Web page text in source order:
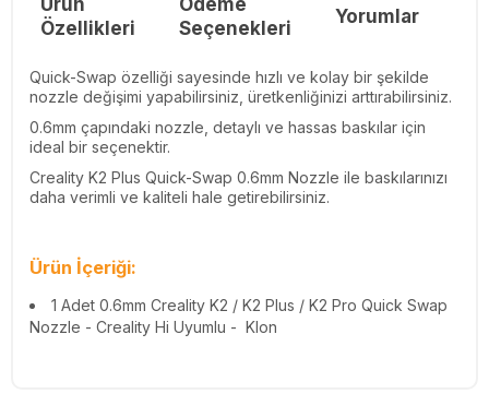
Ürün
Özellikleri
Ödeme
Seçenekleri
Yorumlar
Quick-Swap özelliği sayesinde hızlı ve kolay bir şekilde
nozzle değişimi yapabilirsiniz, üretkenliğinizi arttırabilirsiniz.
0.6mm çapındaki nozzle, detaylı ve hassas baskılar için
ideal bir seçenektir.
Creality K2 Plus Quick-Swap 0.6mm Nozzle ile baskılarınızı
daha verimli ve kaliteli hale getirebilirsiniz.
Ürün İçeriği:
1 Adet 0.6mm Creality K2 / K2 Plus / K2 Pro Quick Swap
Nozzle - Creality Hi Uyumlu - Klon